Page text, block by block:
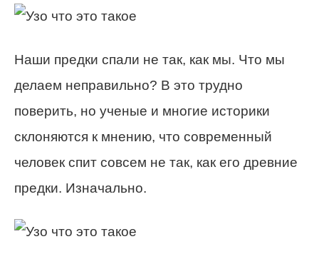
Наши предки спали не так, как мы. Что мы
делаем неправильно? В это трудно
поверить, но ученые и многие историки
склоняются к мнению, что современный
человек спит совсем не так, как его древние
предки. Изначально.